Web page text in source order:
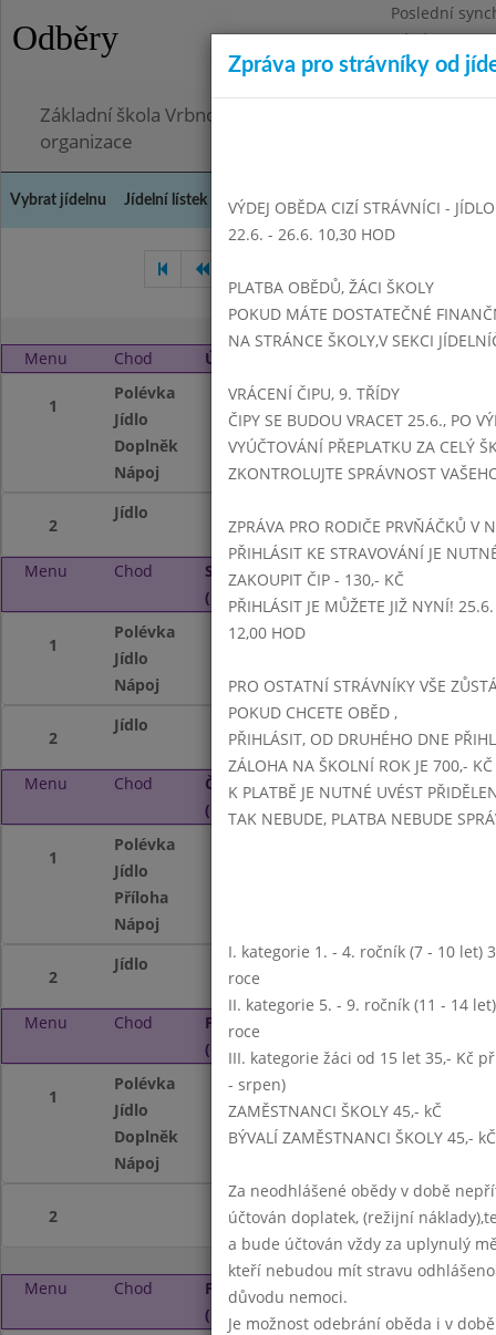
Odběry
Poslední
Pátek
Omezení
Základní škola Vrbno pod Pradědem, okres Bruntál,
organizace
Vybrat jídelnu Jídelní lístek Historie Kontakty a informace
Menu Chod Úterý 1. 10. 2024 (11:15 - 14:00)
1
Polévka
Kedlubnová s
Jídlo
Vepřová kotleta
Doplněk
Ovocný kompot
Nápoj
Nápojový
2
Jídlo Pstruh na másle,
Menu Chod
Středa 2. 10. 2024
(11:15 - 14:00)
1
Polévka
Jídlo
Nápoj
Nápojový
2
Jídlo Krůtí kuskusoto
Menu Chod
Čtvrtek 3. 10. 2024
(11:15 - 14:00)
1
Polévka
Jídlo
Příloha
Nápoj
2
Jídlo Pohádka mládí -
Menu Chod
Pátek 4. 10. 2024
(11:15 - 14:00)
1
Polévka
Jídlo
Hovězí guláš,
Doplněk
pro děti: OVOCE
Nápoj
2
Menu Chod
Pondělí 7. 10. 2024
(11:15 - 14:00)
Zpráva pro strávníky od
VÝDEJ OBĚDA CIZÍ STRÁVNÍCI -
22.6. - 26.6. 10,30 HOD
PLATBA OBĚDŮ, ŽÁCI ŠKOLY
POKUD MÁTE DOSTATEČNÉ
NA STRÁNCE ŠKOLY,V SEKCI
VRÁCENÍ ČIPU, 9. TŘÍDY
ČIPY SE BUDOU VRACET 25.6., PO
VYÚČTOVÁNÍ PŘEPLATKU ZA CELÝ
ZKONTROLUJTE SPRÁVNOST
ZPRÁVA PRO RODIČE PRVŇÁČKŮ V
PŘIHLÁSIT KE STRAVOVÁNÍ JE
ZAKOUPIT ČIP - 130,- KČ
PŘIHLÁSIT JE MŮŽETE JIŽ NYNÍ!
12,00 HOD
PRO OSTATNÍ STRÁVNÍKY VŠE
POKUD CHCETE OBĚD ,
PŘIHLÁSIT, OD DRUHÉHO DNE
ZÁLOHA NA ŠKOLNÍ ROK JE 700,- KČ
K PLATBĚ JE NUTNÉ UVÉST
TAK NEBUDE, PLATBA NEBUDE
I. kategorie 1. - 4. ročník (7 - 10
roce
II. kategorie 5. - 9. ročník (11 - 14
roce
III. kategorie žáci od 15 let 35,- Kč
- srpen)
ZAMĚSTNANCI ŠKOLY 45,- kČ
BÝVALÍ ZAMĚSTNANCI ŠKOLY 45,- kČ
Za neodhlášené obědy v době
účtován doplatek, (režijní
a bude účtován vždy za uplynulý
kteří nebudou mít stravu
důvodu nemoci.
Je možnost odebrání oběda i v